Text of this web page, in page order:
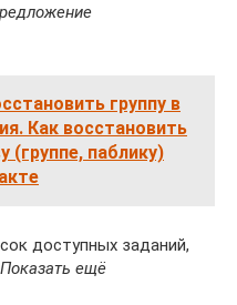
группу в
Как восстановить
(группе, паблику)
доступных заданий,
Показать ещё